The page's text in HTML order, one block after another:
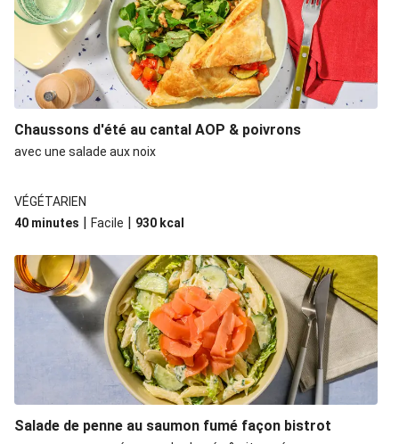
Chaussons d'été au cantal AOP & poivrons
avec une salade aux noix
VÉGÉTARIEN
40 minutes | Facile | 930 kcal
Salade de penne au saumon fumé façon bistrot